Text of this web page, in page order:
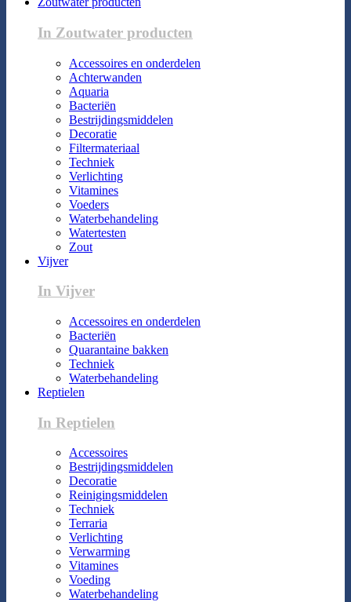
In Zoutwater producten
Accessoires en onderdelen
Achterwanden
Aquaria
Bacteriën
Bestrijdingsmiddelen
Decoratie
Filtermateriaal
Techniek
Verlichting
Vitamines
Voeders
Waterbehandeling
Watertesten
Zout
Vijver
In Vijver
Accessoires en onderdelen
Bacteriën
Quarantaine bakken
Techniek
Waterbehandeling
Reptielen
In Reptielen
Accessoires
Bestrijdingsmiddelen
Decoratie
Reinigingsmiddelen
Techniek
Terraria
Verlichting
Verwarming
Vitamines
Voeding
Waterbehandeling